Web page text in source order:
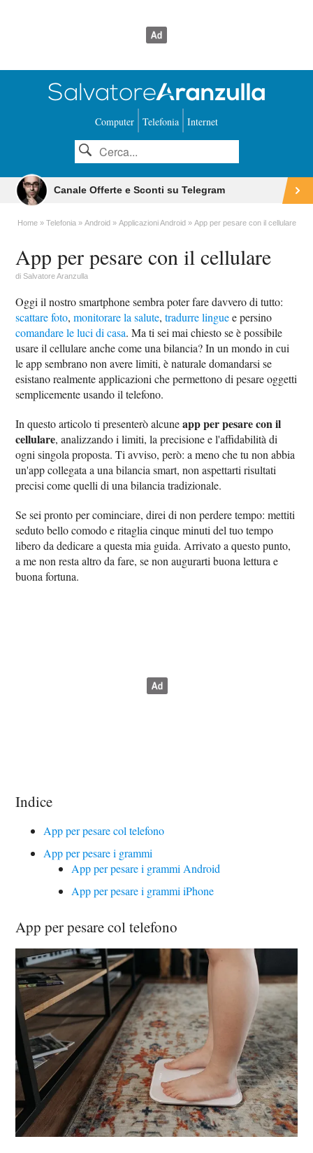
Computer Telefonia Internet
Canale Offerte e Sconti su Telegram
Home Telefonia Android Applicazioni Android App per pesare con il cellulare
App per pesare con il cellulare
diSalvatore Aranzulla
Oggi il nostro smartphone sembra poter fare davvero di tutto:
scattare foto,monitorare la salute,tradurre linguee persino
comandare le luci di casa. Ma ti sei mai chiesto se è possibile
usare il cellulare anche come una bilancia? In un mondo in cui
le app sembrano non avere limiti, è naturale domandarsi se
esistano realmente applicazioni che permettono di pesare oggetti
semplicemente usando il telefono.
In questo articolo ti presenterò alcuneapp per pesare con il
cellulare, analizzando i limiti, la precisione e l'affidabilità di
ogni singola proposta. Ti avviso, però: a meno che tu non abbia
un'app collegata a una bilancia smart, non aspettarti risultati
precisi come quelli di una bilancia tradizionale.
Se sei pronto per cominciare, direi di non perdere tempo: mettiti
seduto bello comodo e ritaglia cinque minuti del tuo tempo
libero da dedicare a questa mia guida. Arrivato a questo punto,
a me non resta altro da fare, se non augurarti buona lettura e
buona fortuna.
Indice
App per pesare col telefono
App per pesare i grammi
App per pesare i grammi Android
App per pesare i grammi iPhone
App per pesare col telefono